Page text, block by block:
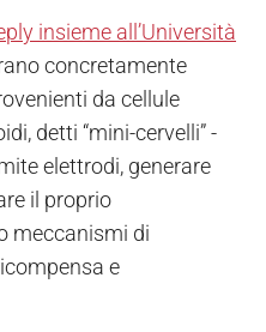
insieme all’Università
concretamente
da cellule
detti “mini-cervelli” -
elettrodi, generare
il proprio
meccanismi di
e